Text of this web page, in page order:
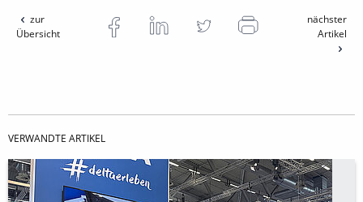
zur
Übersicht
nächster
Artikel
VERWANDTE ARTIKEL